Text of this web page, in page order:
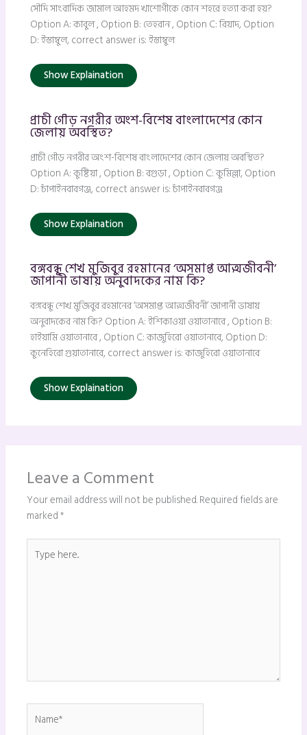
সৌদি সাংবাদিক জামাল আহমদ খাশোগীকে কোন শহরে হত্যা করা হয়?
Option A: কাবুল , Option B: তেহরান , Option C: রিয়াদ, Option
D: ইস্তাম্বুল, correct answer is: ইস্তাম্বুল
Show Explaination
প্রাচী গৌড় নগরীর অংশ-বিশেষ বাংলাদেশের কোন
জেলায় অবস্থিত?
প্রাচী গৌড় নগরীর অংশ-বিশেষ বাংলাদেশের কোন জেলায় অবস্থিত?
Option A: কুষ্টিয়া , Option B: বগুড়া , Option C: কুমিল্লা, Option
D: চাঁপাইনবাবগঞ্জ, correct answer is: চাঁপাইনবাবগঞ্জ
Show Explaination
বঙ্গবন্ধু শেখ মুজিবুর রহমানের ‘অসমাপ্ত আত্মজীবনী’
জাপানী ভাষায় অনুবাদকের নাম কি?
বঙ্গবন্ধু শেখ মুজিবুর রহমানের ‘অসমাপ্ত আত্মজীবনী’ জাপানী ভাষায়
অনুবাদকের নাম কি? Option A: ইশিকাওয়া ওয়াতানাবে , Option B:
হাইয়ামি ওয়াতানাবে , Option C: কাজুহিরো ওয়াতানাবে, Option D:
কুনেহিরো গুয়াতানাবে, correct answer is: কাজুহিরো ওয়াতানাবে
Show Explaination
Leave a Comment
Your email address will not be published.Required fields are
marked*
here..